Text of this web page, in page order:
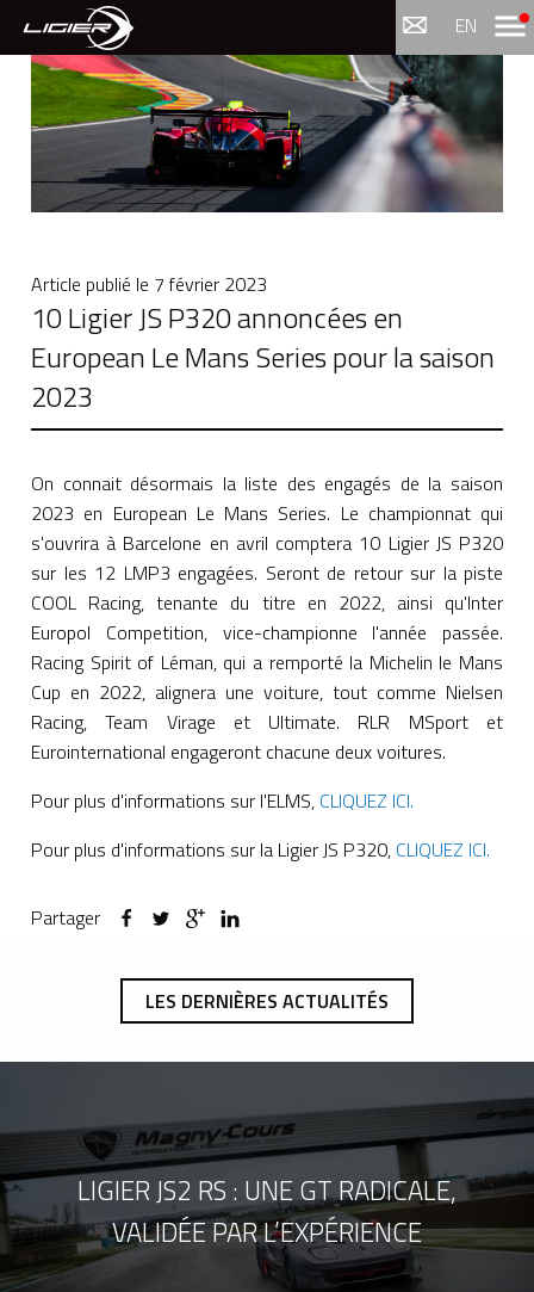
EN Menu
Article publié le 7 février 2023
10 Ligier JS P320 annoncées en
European Le Mans Series pour la saison
2023
On connait désormais la liste des engagés de la saison
2023 en European Le Mans Series. Le championnat qui
s'ouvrira à Barcelone en avril comptera 10 Ligier JS P320
sur les 12 LMP3 engagées. Seront de retour sur la piste
COOL Racing, tenante du titre en 2022, ainsi qu'Inter
Europol Competition, vice-championne l'année passée.
Racing Spirit of Léman, qui a remporté la Michelin le Mans
Cup en 2022, alignera une voiture, tout comme Nielsen
Racing, Team Virage et Ultimate. RLR MSport et
Eurointernational engageront chacune deux voitures.
Pour plus d'informations sur l'ELMS, CLIQUEZ ICI.
Pour plus d'informations sur la Ligier JS P320, CLIQUEZ ICI.
Partager
LES DERNIÈRES ACTUALITÉS
LIGIER JS2 RS : UNE GT RADICALE,
VALIDÉE PAR L’EXPÉRIENCE